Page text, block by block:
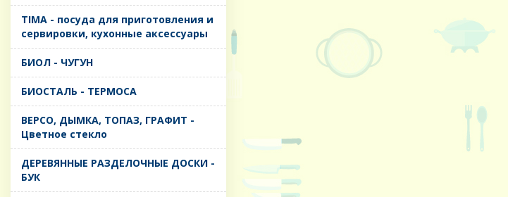
TIMA - посуда для приготовления и
сервировки, кухонные аксессуары
БИОЛ - ЧУГУН
БИОСТАЛЬ - ТЕРМОСА
ВЕРСО, ДЫМКА, ТОПАЗ, ГРАФИТ -
Цветное стекло
ДЕРЕВЯННЫЕ РАЗДЕЛОЧНЫЕ ДОСКИ -
БУК